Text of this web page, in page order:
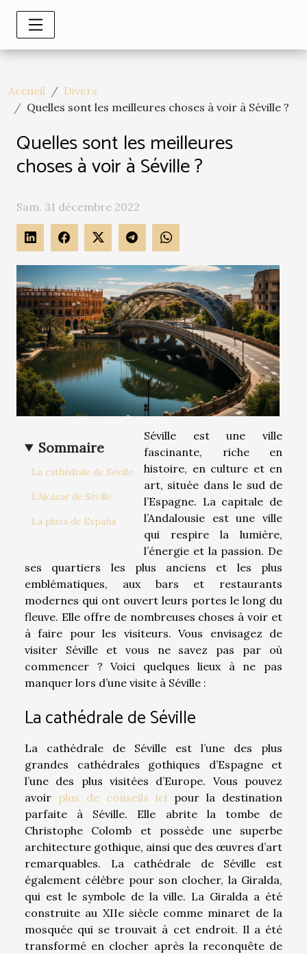
Accueil
Divers
Quelles sont les meilleures choses à voir à Séville ?
Quelles sont les meilleures
choses à voir à Séville ?
Sam. 31 décembre 2022
Sommaire
La cathédrale de Séville
L’Alcázar de Séville
La plaza de España
Séville est une ville
fascinante, riche en
histoire, en culture et en
art, située dans le sud de
l’Espagne. La capitale de
l’Andalousie est une ville
qui respire la lumière,
l’énergie et la passion. De
ses quartiers les plus anciens et les plus
emblématiques, aux bars et restaurants
modernes qui ont ouvert leurs portes le long du
fleuve. Elle offre de nombreuses choses à voir et
à faire pour les visiteurs. Vous envisagez de
visiter Séville et vous ne savez pas par où
commencer ? Voici quelques lieux à ne pas
manquer lors d’une visite à Séville :
La cathédrale de Séville
La cathédrale de Séville est l’une des plus
grandes cathédrales gothiques d’Espagne et
l’une des plus visitées d’Europe. Vous pouvez
avoir plus de conseils ici pour la destination
parfaite à Séville. Elle abrite la tombe de
Christophe Colomb et possède une superbe
architecture gothique, ainsi que des œuvres d’art
remarquables. La cathédrale de Séville est
également célèbre pour son clocher, la Giralda,
qui est le symbole de la ville. La Giralda a été
construite au XIIe siècle comme minaret de la
mosquée qui se trouvait à cet endroit. Il a été
transformé en clocher après la reconquête de